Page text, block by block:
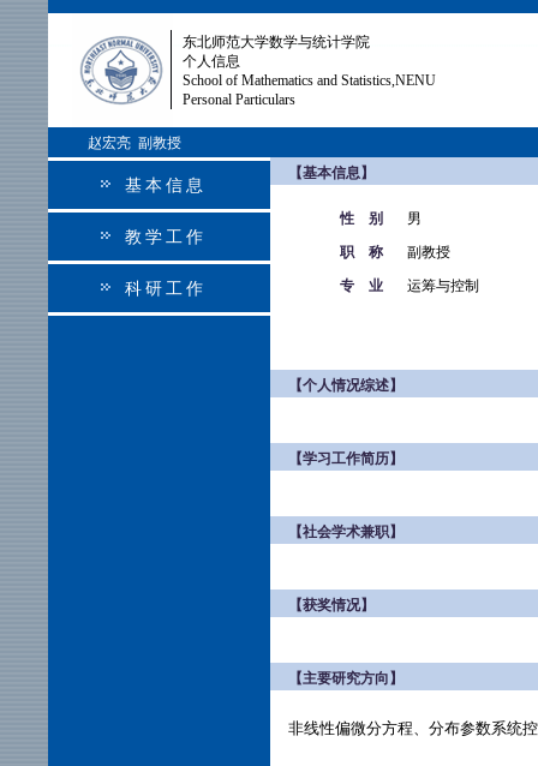
东北师范大学数学与统计学院
个人信息
School of Mathematics and Statistics,NENU
Personal Particulars
赵宏亮 副教授
基本信息
教学工作
科研工作
【基本信息】
性 别
男
职 称
副教授
专 业
运筹与控制
【个人情况综述】
【学习工作简历】
【社会学术兼职】
【获奖情况】
【主要研究方向】
非线性偏微分方程、分布参数系统